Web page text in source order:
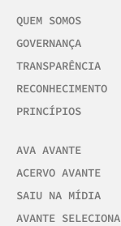
QUEM SOMOS
GOVERNANÇA
TRANSPARÊNCIA
RECONHECIMENTO
PRINCÍPIOS
AVA AVANTE
ACERVO AVANTE
SAIU NA MÍDIA
AVANTE SELECIONA